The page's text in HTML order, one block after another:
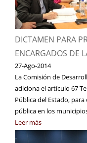
DICTAMEN PARA
ENCARGADOS DE
27-Ago-2014
La Comisión de
adiciona el artículo 67
Pública del Estado,
pública en los
Leer más